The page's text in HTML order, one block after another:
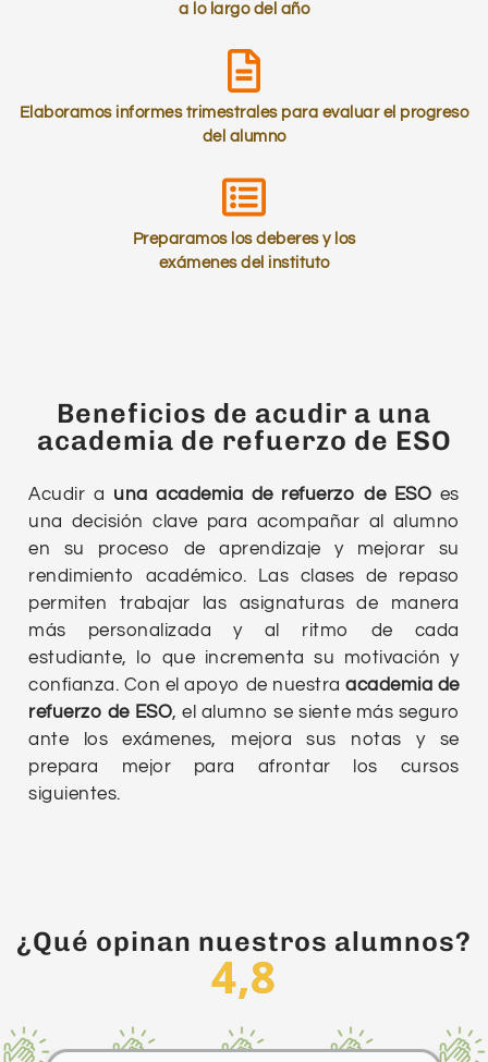
a lo largo del año
Elaboramos informes trimestrales para evaluar el progreso
del alumno
Preparamos los deberes y los
exámenes del instituto
Beneficios de acudir a una
academia de refuerzo de ESO
Acudir a una academia de refuerzo de ESO es
una decisión clave para acompañar al alumno
en su proceso de aprendizaje y mejorar su
rendimiento académico. Las clases de repaso
permiten trabajar las asignaturas de manera
más personalizada y al ritmo de cada
estudiante, lo que incrementa su motivación y
confianza. Con el apoyo de nuestraacademia de
refuerzo de ESO, el alumno se siente más seguro
ante los exámenes, mejora sus notas y se
prepara mejor para afrontar los cursos
siguientes.
¿Qué opinan nuestros alumnos?
4,8